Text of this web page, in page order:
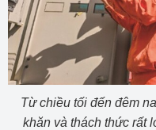
Từ chiều tối đến đêm
khăn và thách thức rất